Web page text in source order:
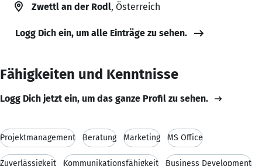
Zwettl an der Rodl, Österreich
Logg Dich ein, um alle Einträge zu sehen.
Fähigkeiten und Kenntnisse
Logg Dich jetzt ein, um das ganze Profil zu sehen.
Projektmanagement Beratung Marketing MS Office
Zuverlässigkeit Kommunikationsfähigkeit Business Development